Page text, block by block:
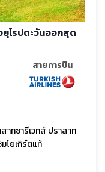
ยุโรปตะวันออกสุด
สายการบิน
าทซารีเวทส์ ปราสาท
โยเกิร์ตแท้